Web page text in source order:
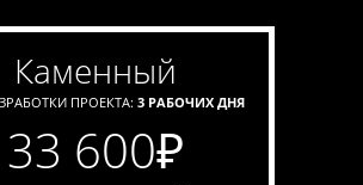
каменный
ПРОЕКТА: 3 РАБОЧИХ ДНЯ
33 600₽